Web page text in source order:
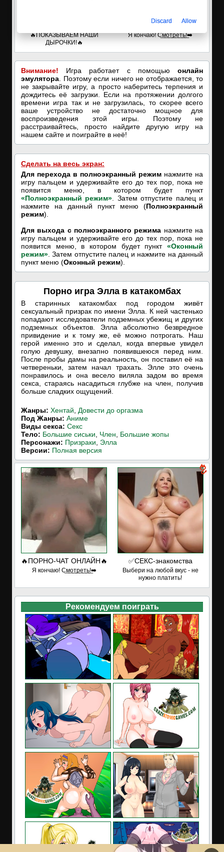
🔥ПОКАЗЫВАЕМ НАШИ
ДЫРОЧКИ!🔥
🔥ПОРНО-ЧАТ ОНЛАЙН🔥
Я кончаю! С͟м͟о͟т͟р͟е͟т͟ь͟!➡️
Внимание! Игра работает с помощью онлайн
эмулятора . Поэтому если ничего не отображается, то
не закрывайте игру, а просто наберитесь терпения и
дождитесь её загрузки. Если на протяжении долгого
времени игра так и не загрузилась, то скорее всего
ваше устройство не достаточно мощное для
воспроизведения этой игры. Поэтому не
расстраивайтесь, просто найдите другую игру на
нашем сайте и поиграйте в неё!
Сделать на весь экран:
Для перехода в полноэкранный режим нажмите на
игру пальцем и удерживайте его до тех пор, пока не
появится меню, в котором будет пункт
«Полноэкранный режим» . Затем отпустите палец и
нажмите на данный пункт меню (Полноэкранный
режим).
Для выхода с полноэкранного режима нажмите на
игру пальцем и удерживайте его до тех пор, пока не
появится меню, в котором будет пункт «Оконный
режим» . Затем отпустите палец и нажмите на данный
пункт меню (Оконный режим).
Порно игра Элла в катакомбах
В старинных катакомбах под городом живёт
сексуальный призрак по имени Элла. К ней частенько
попадают исследователи подземных убежищ и других
подземных объектов. Элла абсолютно безвредное
привидение и к тому же, её можно потрогать. Наш
герой именно это и сделал, когда впервые увидел
голую девушку, внезапно появившеюся перед ним.
После пробы дамы на реальность, он поставил её на
четвереньки, затем начал трахать. Элле это очень
понравилось и она весело виляла задом во время
секса, стараясь насадиться глубже на член, получив
больше сладких ощущений.
Жанры: Хентай
Довести до оргазма
Под Жанры: Аниме
Виды секса: Секс
Тело: Большие сиськи Член
Большие жопы
Персонажи: Призраки
Элла
Версии: Полная версия
🔥ПОРНО-ЧАТ ОНЛАЙН🔥
Я кончаю! С͟м͟о͟т͟р͟е͟т͟ь͟!➡️
✅СЕКС-знакомства
Выбери на любой вкус - не
нужно платить!
Рекомендуем поиграть
Discard Allow